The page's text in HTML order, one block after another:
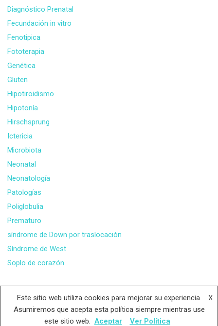
Diagnóstico Prenatal
Fecundación in vitro
Fenotipica
Fototerapia
Genética
Gluten
Hipotiroidismo
Hipotonía
Hirschsprung
Ictericia
Microbiota
Neonatal
Neonatología
Patologías
Poliglobulia
Prematuro
síndrome de Down por traslocación
Síndrome de West
Soplo de corazón
Facebook Instagram YouTube
Este sitio web utiliza cookies para mejorar su experiencia.
Asumiremos que acepta esta política siempre mientras use
este sitio web.
X
Aceptar Ver Política